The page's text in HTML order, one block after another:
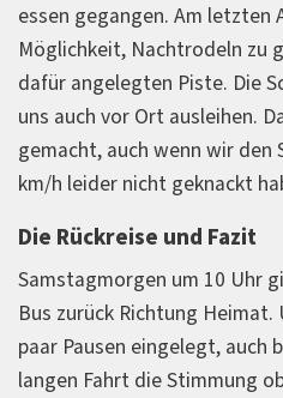
essen gegangen. Am letzten
Möglichkeit, Nachtrodeln zu
dafür angelegten Piste. Die
uns auch vor Ort ausleihen.
gemacht, auch wenn wir den
km/h leider nicht geknackt
Die Rückreise und Fazit
Samstagmorgen um 10 Uhr
Bus zurück Richtung
paar Pausen eingelegt, auch
langen Fahrt die Stimmung